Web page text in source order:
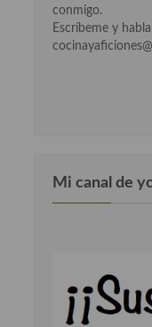
conmigo.
Escríbeme y
Mi canal de